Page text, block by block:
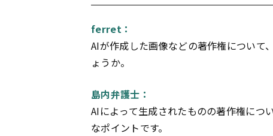
ferret：
AIが作成した画像などの著作権について
ょうか。
島内弁護士：
AIによって生成されたものの著作権につ
なポイントです。